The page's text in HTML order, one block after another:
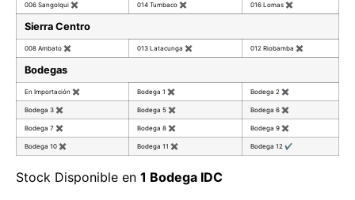
006 Sangolqui ✖ 014 Tumbaco ✖ 016 Lomas ✖
Sierra Centro
008 Ambato ✖ 013 Latacunga ✖ 012 Riobamba ✖
Bodegas
En Importación ✖ Bodega 1 ✖ Bodega 2 ✖
Bodega 3 ✖ Bodega 5 ✖ Bodega 6 ✖
Bodega 7 ✖ Bodega 8 ✖ Bodega 9 ✖
Bodega 10 ✖ Bodega 11 ✖ Bodega 12 ✔
Stock Disponible en 1 Bodega IDC